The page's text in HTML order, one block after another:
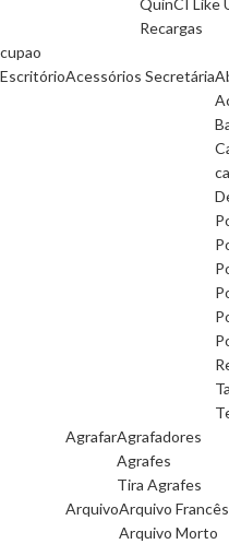
QuinCI Like
Recargas
cupao
EscritórioAcessórios Secretária
AgrafarAgrafadores
Agrafes
Tira Agrafes
ArquivoArquivo Francês
Arquivo Morto